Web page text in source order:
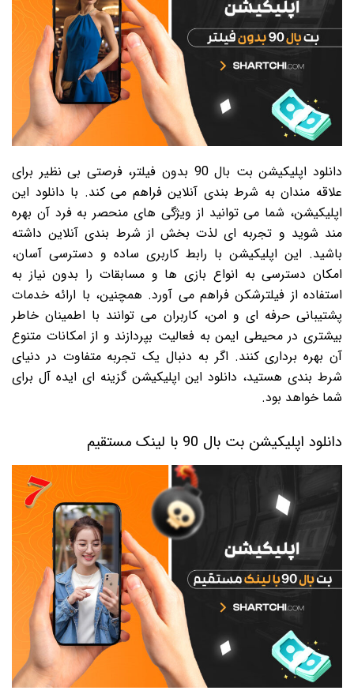
دانلود اپلیکیشن بت بال 90 بدون فیلتر، فرصتی بی نظیر برای
علاقه مندان به شرط بندی آنلاین فراهم می کند. با دانلود این
اپلیکیشن، شما می توانید از ویژگی های منحصر به فرد آن بهره
مند شوید و تجربه ای لذت بخش از شرط بندی آنلاین داشته
باشید. این اپلیکیشن با رابط کاربری ساده و دسترسی آسان،
امکان دسترسی به انواع بازی ها و مسابقات را بدون نیاز به
استفاده از فیلترشکن فراهم می آورد. همچنین، با ارائه خدمات
پشتیبانی حرفه ای و امن، کاربران می توانند با اطمینان خاطر
بیشتری در محیطی ایمن به فعالیت بپردازند و از امکانات متنوع
آن بهره برداری کنند. اگر به دنبال یک تجربه متفاوت در دنیای
شرط بندی هستید، دانلود این اپلیکیشن گزینه ای ایده آل برای
شما خواهد بود.
دانلود اپلیکیشن بت بال 90 با لینک مستقیم